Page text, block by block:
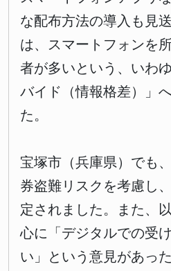
な配布方法の導入も見
は、スマートフォンを
者が多いという、いわ
バイド（情報格差）」
た。
宝塚市（兵庫県）でも
券盗難リスクを考慮し
定されました。また、
心に「デジタルでの受
い」という意見があっ